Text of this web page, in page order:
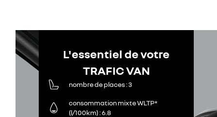
L'essentiel de votre
TRAFIC VAN
nombre de places 3
consommation mixte WLTP*
(l/100km) 6.8